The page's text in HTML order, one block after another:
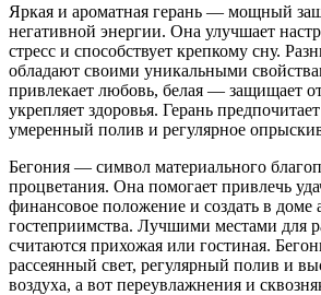
Яркая и ароматная герань — мощный
негативной энергии. Она улучшает
стресс и способствует крепкому сну.
обладают своими уникальными
привлекает любовь, белая — защищает
укрепляет здоровья. Герань
умеренный полив и регулярное
Бегония — символ материального
процветания. Она помогает привлечь
финансовое положение и создать в доме
гостеприимства. Лучшими местами для
считаются прихожая или гостиная.
рассеянный свет, регулярный полив и
воздуха, а вот переувлажнения и